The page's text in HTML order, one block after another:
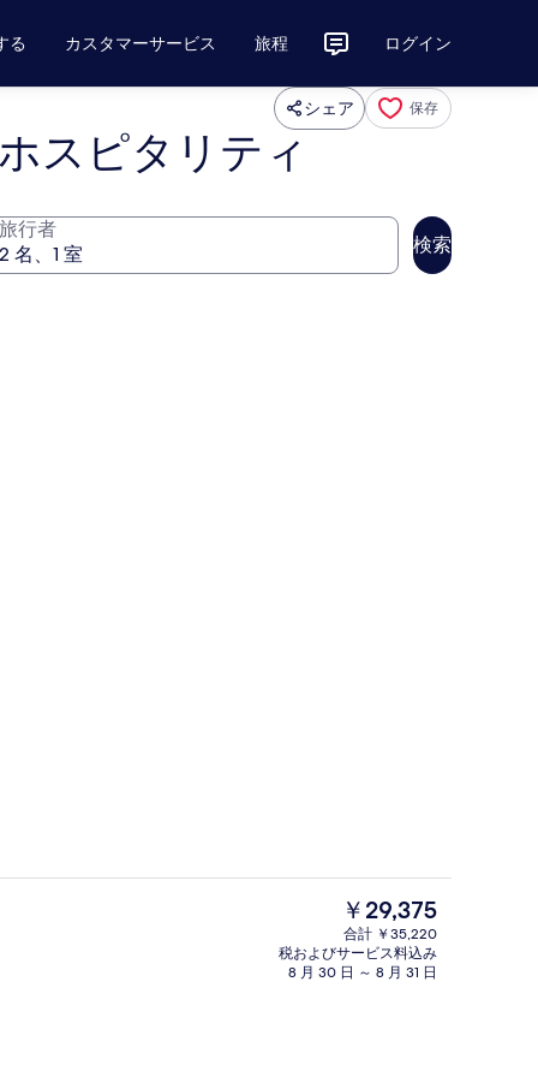
る カスタマーサービス 旅程 ログイン
シェア 保存
スピタリティ
行者
検索
ロビー
現
在
の
料
￥29,375
合計 ￥35,220
税およびサービス料込み
8 月 30 日 ～ 8 月 31 日